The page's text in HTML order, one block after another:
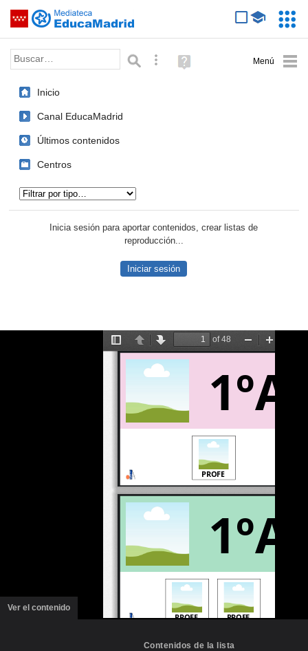
Saltar navegación
Palabra o frase: Búsqueda avanzada
Ayuda
(en
Inicio
Canal EducaMadrid
Últimos contenidos
Centros
Inicia sesión para aportar contenidos, crear listas de
reproducción...
Iniciar sesión
Ver el contenido
Contenidos de la lista